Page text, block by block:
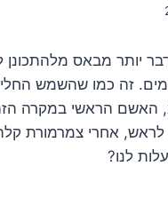
דבר יותר מבאס
מים. זה כמו שהשמש
הראשי במקרה
לראש, אחרי צמרמורת
לנו?